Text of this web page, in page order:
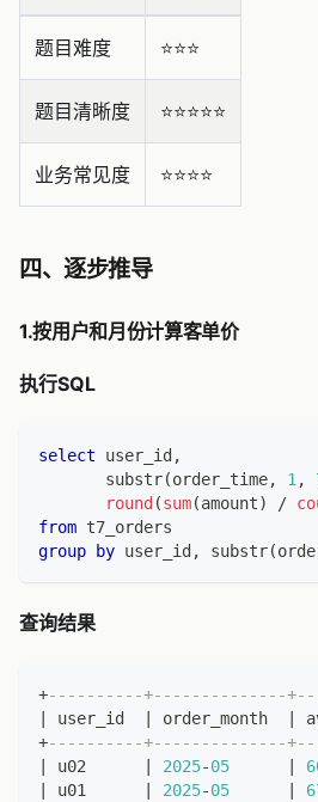
题目难度 ⭐️⭐️⭐️
题目清晰度 ⭐️⭐️⭐️⭐️⭐️
业务常见度 ⭐️⭐️⭐️⭐️
四、逐步推导
1.按用户和月份计算客单价
执行SQL
select user_id ,
       substr
(order_time, 1 ,
round (sum(amount) /
from t7_orders
group
by user_id , substr(
查询结果
+----------+--------------
user_id order_month
+----------+--------------
u02 2025-05
u01 2025-05